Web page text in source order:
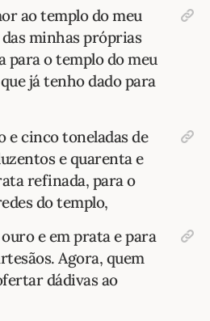
ao templo do meu
minhas próprias
para o templo do meu
já tenho dado para
e cinco toneladas de
e quarenta e
refinada, para o
do templo,
e em prata e para
Agora, quem
dádivas ao